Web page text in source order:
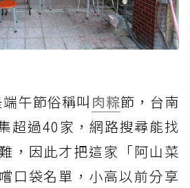
午節俗稱叫 肉粽節，台南
超過40家，網路搜尋能找
，因此才把這家「阿山菜
口袋名單，小高以前分享